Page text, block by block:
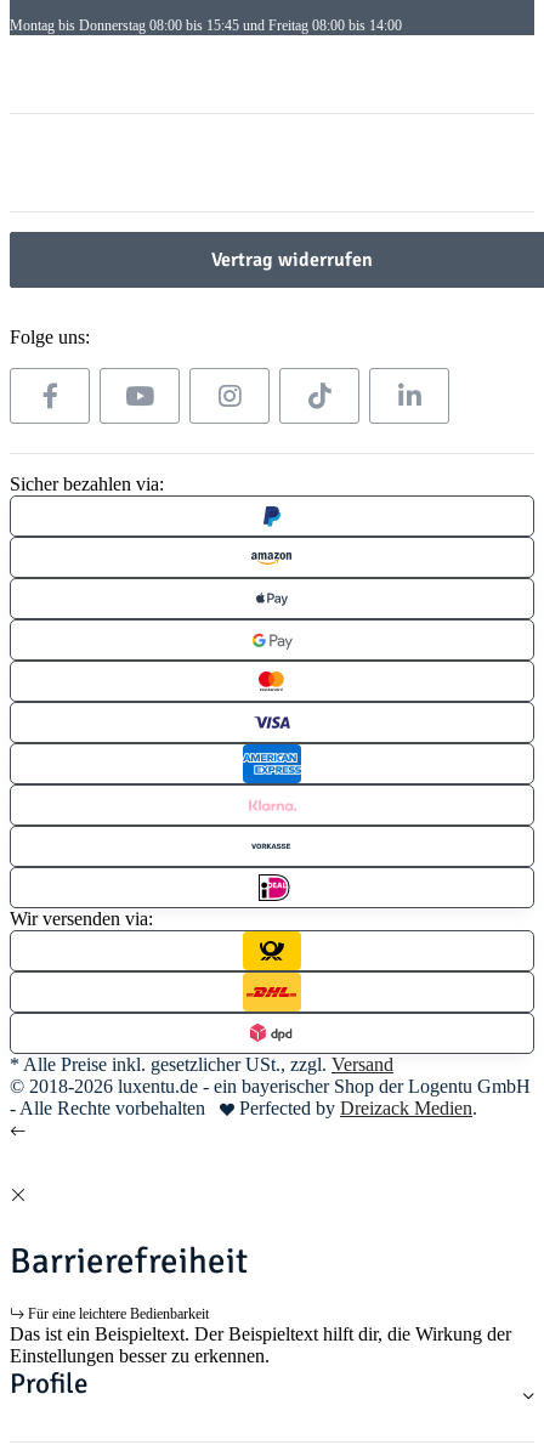
Montag bis Donnerstag 08:00 bis 15:45 und Freitag 08:00 bis 14:00
Vertrag widerrufen
Folge uns:
Sicher bezahlen via:
Wir versenden via:
* Alle Preise inkl. gesetzlicher USt., zzgl. Versand
© 2018-2026 luxentu.de - ein bayerischer Shop der Logentu GmbH
- Alle Rechte vorbehalten
Perfected by Dreizack Medien.
Barrierefreiheit
Für eine leichtere Bedienbarkeit
Das ist ein Beispieltext. Der Beispieltext hilft dir, die Wirkung der
Einstellungen besser zu erkennen.
Profile